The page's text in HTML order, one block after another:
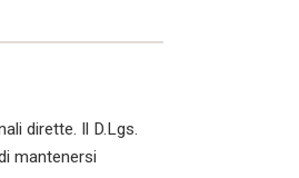
dirette. Il D.Lgs.
mantenersi